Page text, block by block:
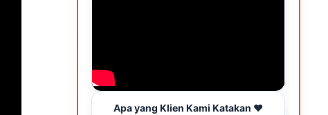
Apa yang Klien Kami Katakan ❤️